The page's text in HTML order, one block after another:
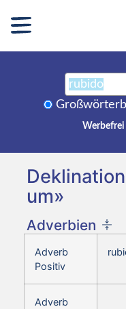
Werbefrei
um»
Adverbien
Adverb
Positiv
Adverb